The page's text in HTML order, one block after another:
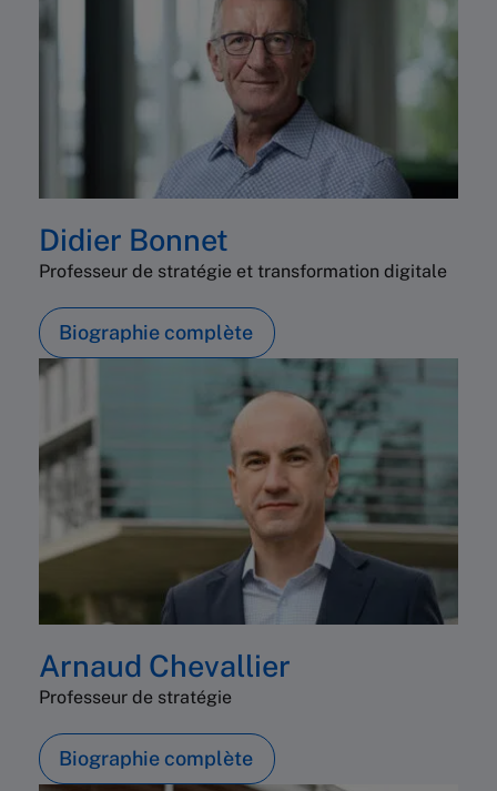
Didier Bonnet
Professeur de stratégie et transformation digitale
Biographie complète
Arnaud Chevallier
Professeur de stratégie
Biographie complète